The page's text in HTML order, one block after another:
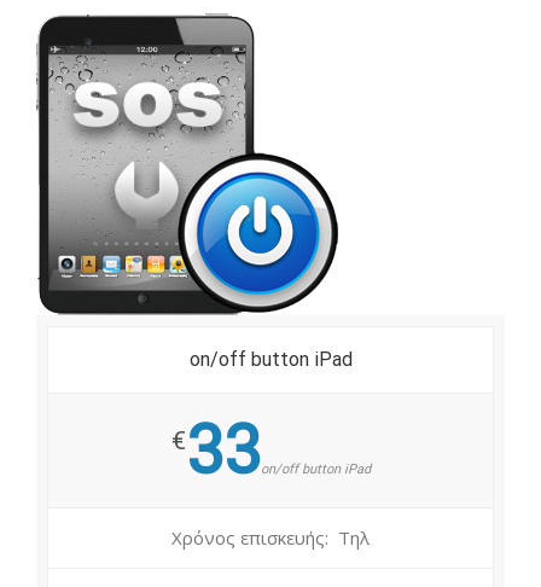
on/off button iPad
€33on/off button iPad
Χρόνος επισκευής: Τηλ